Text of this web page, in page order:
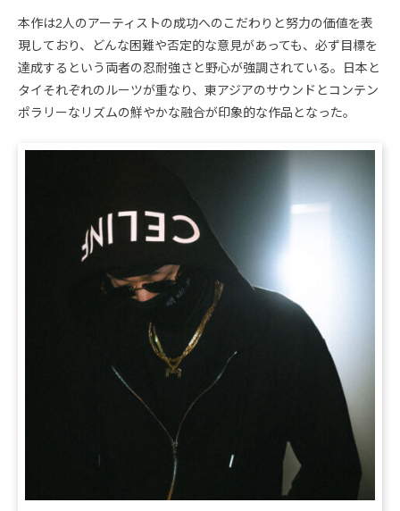
本作は2人のアーティストの成功へのこだわりと努力の価値を表
現しており、どんな困難や否定的な意見があっても、必ず目標を
達成するという両者の忍耐強さと野心が強調されている。日本と
タイそれぞれのルーツが重なり、東アジアのサウンドとコンテン
ポラリーなリズムの鮮やかな融合が印象的な作品となった。